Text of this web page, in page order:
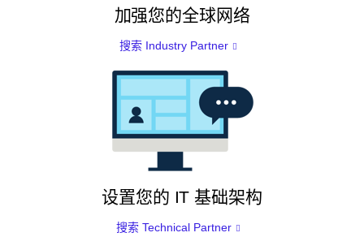
加强您的全球网络
搜索 Industry Partner
设置您的 IT 基础架构
搜索 Technical Partner